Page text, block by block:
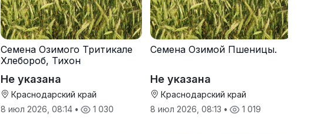
Семена Озимого Тритикале
Хлебороб, Тихон
Не указана
Краснодарский край
8 июл 2026, 08:14 • 1 030
Семена Озимой Пшеницы.
Не указана
Краснодарский край
8 июл 2026, 08:13 • 1 019